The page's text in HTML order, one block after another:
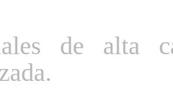
de alta